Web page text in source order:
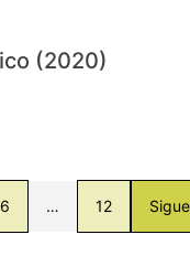
(2020)
6 … 12